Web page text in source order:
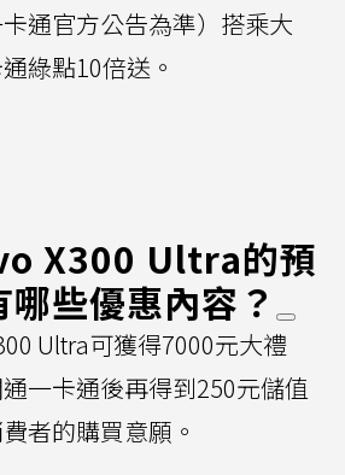
通官方公告為準）搭乘大
綠點10倍送。
X300 Ultra的預
些優惠內容？
Ultra可獲得7000元大禮
一卡通後再得到250元儲值
者的購買意願。